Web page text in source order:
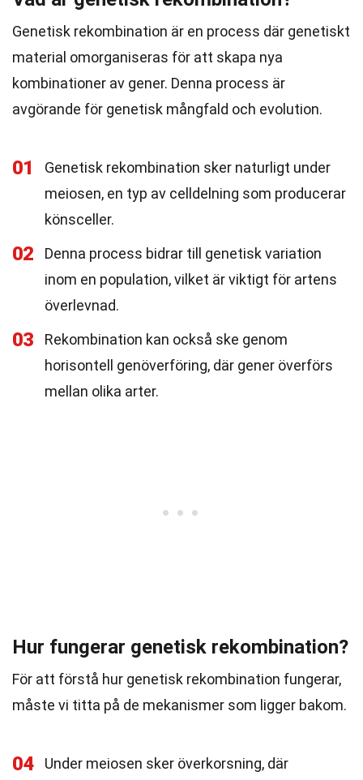
Genetisk rekombination är en process där genetiskt
material omorganiseras för att skapa nya
kombinationer av gener. Denna process är
avgörande för genetisk mångfald och evolution.
01
Genetisk rekombination sker naturligt under
meiosen, en typ av celldelning som producerar
könsceller.
02
Denna process bidrar till genetisk variation
inom en population, vilket är viktigt för artens
överlevnad.
03
Rekombination kan också ske genom
horisontell genöverföring, där gener överförs
mellan olika arter.
Hur fungerar genetisk rekombination?
För att förstå hur genetisk rekombination fungerar,
måste vi titta på de mekanismer som ligger bakom.
04
Under meiosen sker överkorsning, där